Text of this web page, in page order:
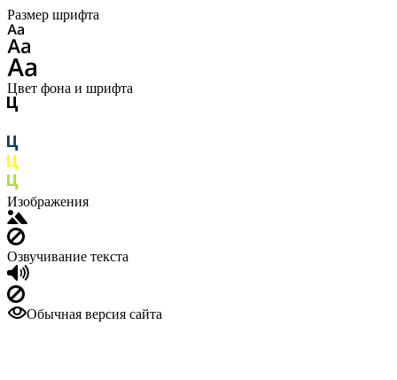
Размер шрифта
Цвет фона и шрифта
Изображения
Озвучивание текста
Обычная версия сайта